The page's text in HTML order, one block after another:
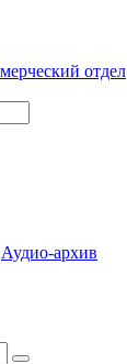
отдел
Аудио-архив